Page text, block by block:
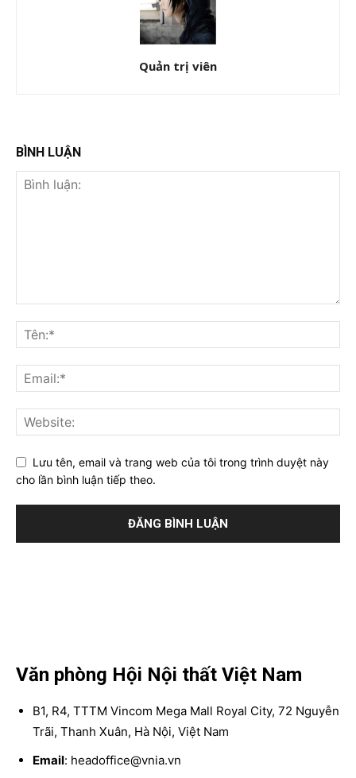
Quản trị viên
BÌNH LUẬN
Lưu tên, email và trang web của tôi trong trình duyệt này
cho lần bình luận tiếp theo.
Văn phòng Hội Nội thất Việt Nam
B1, R4, TTTM Vincom Mega Mall Royal City, 72 Nguyễn
Trãi, Thanh Xuân, Hà Nội, Việt Nam
Email: headoffice@vnia.vn